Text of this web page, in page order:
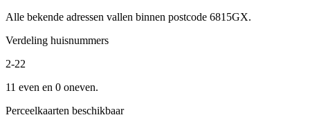
Alle bekende adressen vallen binnen postcode 6815GX.
Verdeling huisnummers
2-22
11 even en 0 oneven.
Perceelkaarten beschikbaar